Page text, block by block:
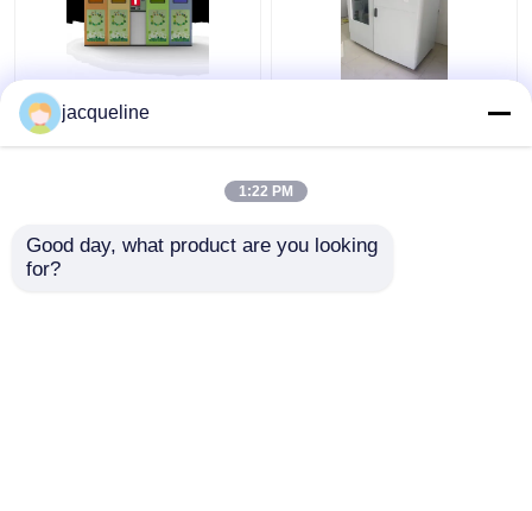
機械をリサイクルする
AC 110Vびんの逆の自
めのガラスを粉砕する
jacqueline
1:22 PM
Good day, what product are you looking
for?